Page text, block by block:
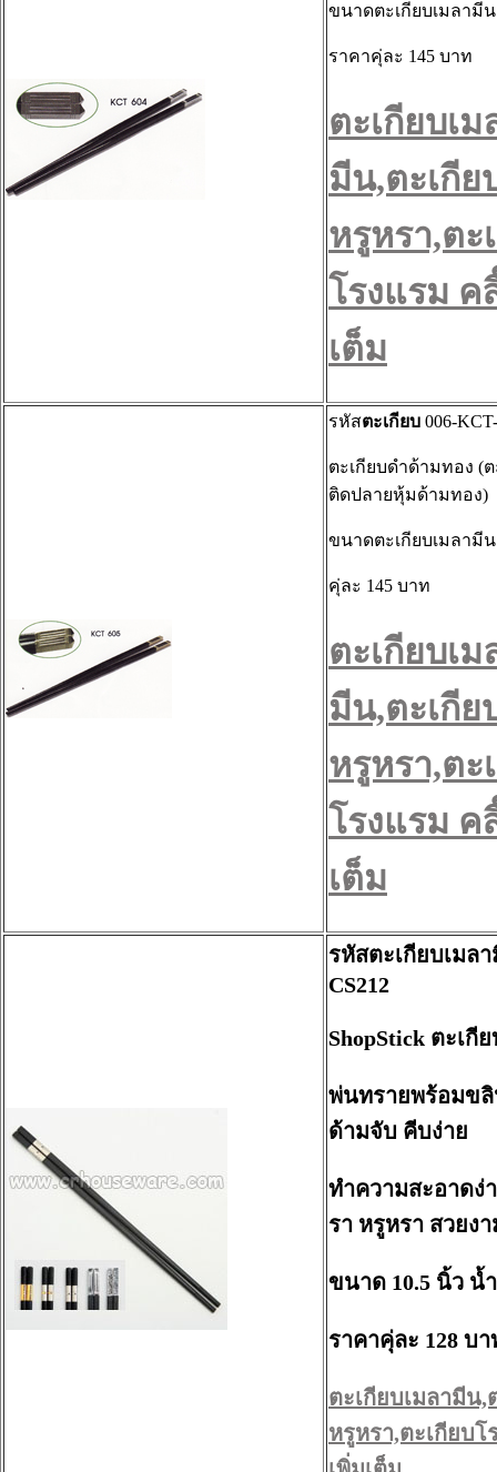
ขนาดตะเกียบเมลามีน
ราคาคุ่ละ 145 บาท
ตะเกียบเม
มีน,ตะเกีย
หรูหรา,ตะ
โรงแรม ค
เต็ม
รหัสตะเกียบ 006-
ตะเกียบดำด้ามทอง (
ติดปลายหุ้มด้ามทอง)
ขนาดตะเกียบเมลามีน
คุ่ละ 145 บาท
ตะเกียบเม
มีน,ตะเกีย
หรูหรา,ตะ
โรงแรม ค
เต็ม
รหัสตะเกียบเมล
CS212
ShopStick ตะเกี
พ่นทรายพร้อมขลิ
ด้ามจับ คีบง่าย
ทำความสะอาดง่
รา หรูหรา สวยง
ขนาด 10.5 นิ้ว น้
ราคาคุ่ละ 128 บา
ตะเกียบเมลามีน,
หรูหรา,ตะเกียบโ